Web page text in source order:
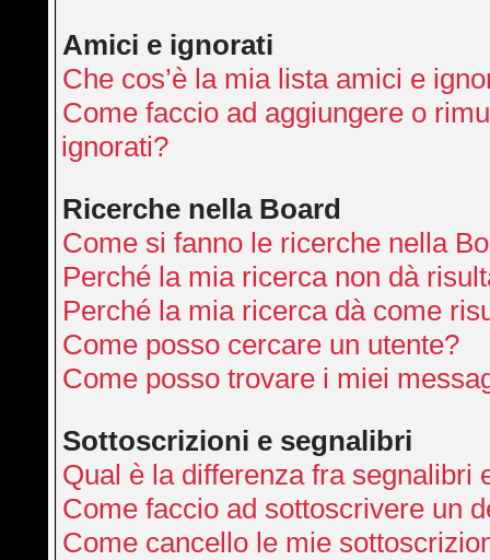
Amici e ignorati
Che cos’è la mia lista amici e
Come faccio ad aggiungere o
ignorati?
Ricerche nella Board
Come si fanno le ricerche nella
Perché la mia ricerca non dà
Perché la mia ricerca dà come
Come posso cercare un utente?
Come posso trovare i miei
Sottoscrizioni e segnalibri
Qual è la differenza fra segnalibri
Come faccio ad sottoscrivere un
Come cancello le mie